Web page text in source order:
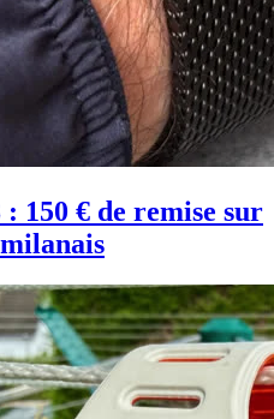
150 € de remise sur